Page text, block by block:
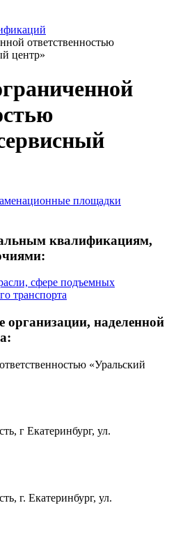
ответственностью
центр»
площадки
квалификациям,
сфере подъемных
транспорта
организации, наделенной
«Уральский
г Екатеринбург, ул.
г. Екатеринбург, ул.